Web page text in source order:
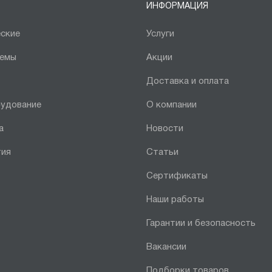
ИНФОРМАЦИЯ
Услуги
Акции
Доставка и оплата
О компании
Новости
Статьи
Сертификаты
Наши работы
Гарантии и безопасность
Вакансии